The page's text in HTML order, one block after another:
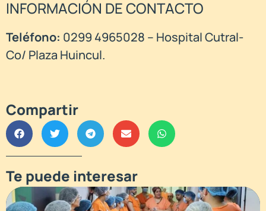
INFORMACIÓN DE CONTACTO
Teléfono: 0299 4965028 – Hospital Cutral-
Co/ Plaza Huincul.
Compartir
Te puede interesar